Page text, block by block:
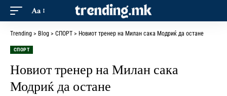
Aa
Trending > Blog > СПОРТ > Новиот тренер на Милан сака Модриќ да остане
СПОРТ
Новиот тренер на Милан сака
Модриќ да остане